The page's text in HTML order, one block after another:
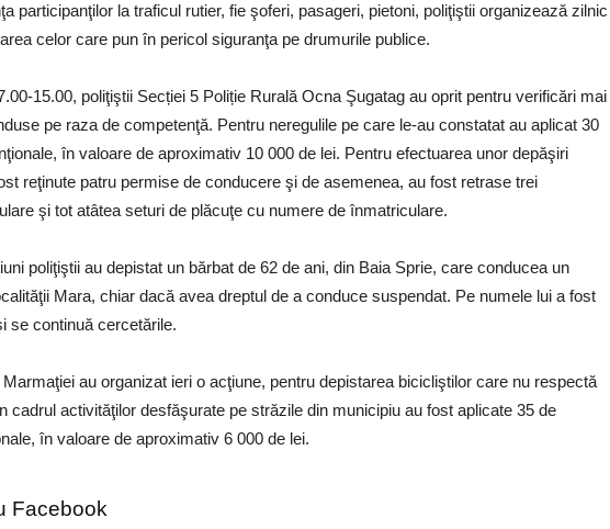
participanţilor la traficul rutier, fie şoferi, pasageri, pietoni, poliţiştii organizează zilnic
celor care pun în pericol siguranţa pe drumurile publice.
15.00, poliţiştii Secției 5 Poliție Rurală Ocna Şugatag au oprit pentru verificări mai
pe raza de competenţă. Pentru neregulile pe care le-au constatat au aplicat 30
în valoare de aproximativ 10 000 de lei. Pentru efectuarea unor depăşiri
reţinute patru permise de conducere şi de asemenea, au fost retrase trei
şi tot atâtea seturi de plăcuţe cu numere de înmatriculare.
poliţiştii au depistat un bărbat de 62 de ani, din Baia Sprie, care conducea un
Mara, chiar dacă avea dreptul de a conduce suspendat. Pe numele lui a fost
se continuă cercetările.
au organizat ieri o acţiune, pentru depistarea bicicliştilor care nu respectă
cadrul activităţilor desfăşurate pe străzile din municipiu au fost aplicate 35 de
în valoare de aproximativ 6 000 de lei.
Facebook